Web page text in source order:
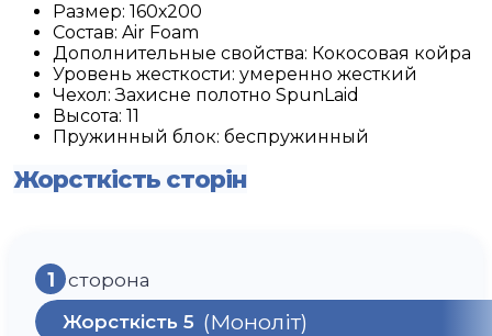
Размер: 160х200
Состав: Air Foam
Дополнительные свойства: Кокосовая койра
Уровень жесткости: умеренно жесткий
Чехол:Захисне полотно SpunLaid
Высота: 11
Пружинный блок: беспружинный
Жорсткість сторін
1 сторона
Жорсткість 5 (Моноліт)